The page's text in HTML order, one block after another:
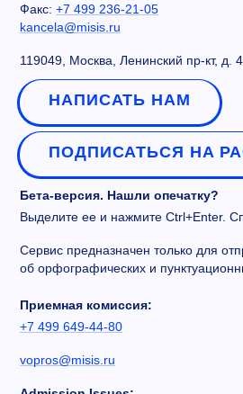
Факс: +7 499 236-21-05
kancela@misis.ru
119049, Москва, Ленинский пр-кт, д.
НАПИСАТЬ НАМ
ПОДПИСАТЬСЯ НА
Бета-версия. Нашли опечатку?
Выделите ее и нажмите Ctrl+Enter.
Сервис предназначен только для
об орфографических и
Приемная комиссия:
+7 499 649-44-80
vopros@misis.ru